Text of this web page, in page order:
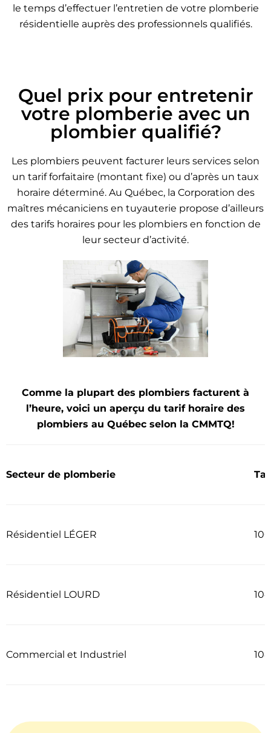
le temps d’effectuer l’entretien de votre plomberie
résidentielle auprès des professionnels qualifiés.
Quel prix pour entretenir
votre plomberie avec un
plombier qualifié?
Les plombiers peuvent facturer leurs services selon
un tarif forfaitaire (montant fixe) ou d’après un taux
horaire déterminé. Au Québec, la Corporation des
maîtres mécaniciens en tuyauterie propose d’ailleurs
des tarifs horaires pour les plombiers en fonction de
leur secteur d’activité.
Comme la plupart des plombiers facturent à
l’heure, voici un aperçu du tarif horaire des
plombiers au Québec selon la CMMTQ!
Secteur de plomberie
Résidentiel LÉGER
Résidentiel LOURD
Commercial et Industriel